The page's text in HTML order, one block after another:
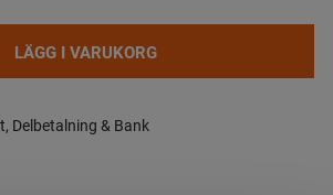
LÄGG I VARUKORG
Delbetalning & Bank